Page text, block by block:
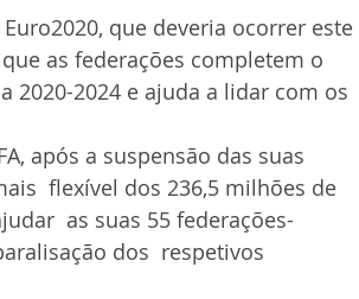
que deveria ocorrer este
as federações completem o
2020-2024 e ajuda a lidar com os
após a suspensão das suas
flexível dos 236,5 milhões de
as suas 55 federações-
dos  respetivos